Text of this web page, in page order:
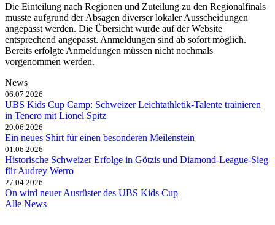
Die Einteilung nach Regionen und Zuteilung zu den Regionalfinals
musste aufgrund der Absagen diverser lokaler Ausscheidungen
angepasst werden. Die Übersicht wurde auf der Website
entsprechend angepasst. Anmeldungen sind ab sofort möglich.
Bereits erfolgte Anmeldungen müssen nicht nochmals
vorgenommen werden.
News
06.07.2026
UBS Kids Cup Camp: Schweizer Leichtathletik-Talente trainieren
in Tenero mit Lionel Spitz
29.06.2026
Ein neues Shirt für einen besonderen Meilenstein
01.06.2026
Historische Schweizer Erfolge in Götzis und Diamond-League-Sieg
für Audrey Werro
27.04.2026
On wird neuer Ausrüster des UBS Kids Cup
Alle News